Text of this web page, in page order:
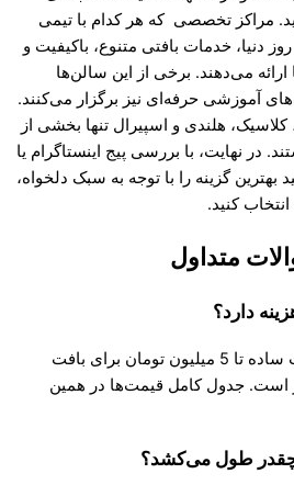
مراکز تخصصی که هر کدام با تیمی
دنیا، خدمات بافتی متنوع، باکیفیت و
می‌دهند. برخی از این سالن‌ها
آموزشی حرفه‌ای نیز برگزار می‌کنند.
هلندی و اسپیرال تنها بخشی از
در نهایت، با بررسی پیج اینستاگرام یا
گزینه را با توجه به سبک دلخواه،
کنید.
متداول
دارد؟
از ۱۵۰ هزار تومان برای بافت ساده تا 5 میلیون تومان برای بافت
است. جدول کامل قیمت‌ها در همین
چقدر طول می‌کشد؟